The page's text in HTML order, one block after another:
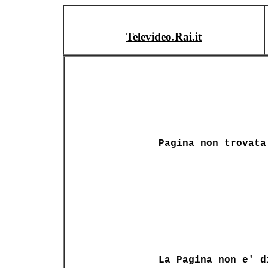
Televideo.Rai.it
Pagina non trovata
La Pagina non e'